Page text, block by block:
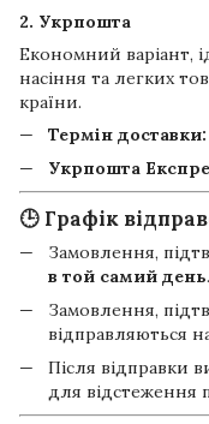
2. Укрпошта
Економний варіант,
насіння та легких
країни.
Термін доставки:
Укрпошта
🕒 Графік
Замовлення,
в той самий день.
Замовлення,
відправляються
Після відправки
для відстеження